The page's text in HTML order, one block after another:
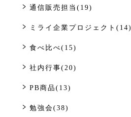
通信販売担当(19)
ミライ企業プロジェクト(14)
食べ比べ(15)
社内行事(20)
PB商品(13)
勉強会(38)